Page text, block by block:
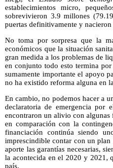
establecimientos micro,
sobrevivieron 3.9 millones
puertas definitivamente y
No toma por sorpresa que la
económicos que la situación
gran medida a los problemas de
en conjunto todo esto termina
sumamente importante el apoyo
no ha existido reforma alguna en
En cambio, no podemos hacer a
declaratoria de emergencia por
encontraron un alivio con
en comparación con la
financiación continúa siendo
imprescindible contar con un
aporte las garantías necesarias,
la acontecida en el 2020 y 2021,
país.